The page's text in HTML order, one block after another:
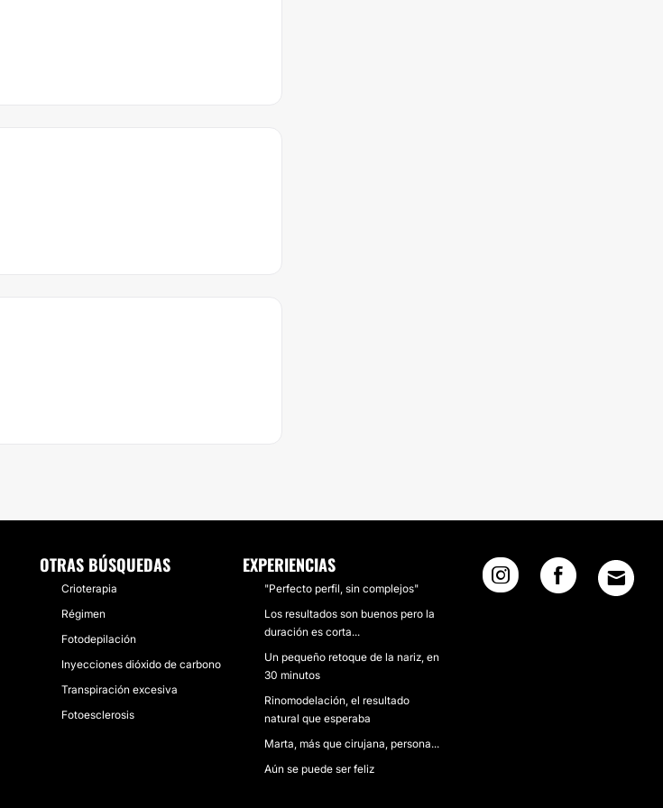
OTRAS BÚSQUEDAS
Crioterapia
Régimen
Fotodepilación
Inyecciones dióxido de carbono
Transpiración excesiva
Fotoesclerosis
EXPERIENCIAS
"Perfecto perfil, sin complejos"
Los resultados son buenos pero la
duración es corta...
Un pequeño retoque de la nariz, en
30 minutos
Rinomodelación, el resultado
natural que esperaba
Marta, más que cirujana, persona...
Aún se puede ser feliz